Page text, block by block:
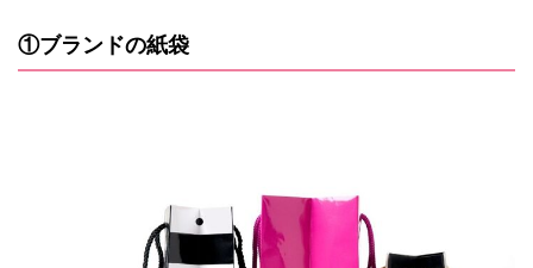
①ブランドの紙袋